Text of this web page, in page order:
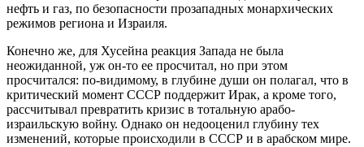
нефть и газ, по безопасности прозападных монархических
режимов региона и Израиля.
Конечно же, для Хусейна реакция Запада не была
неожиданной, уж он-то ее просчитал, но при этом
просчитался: по-видимому, в глубине души он полагал, что в
критический момент СССР поддержит Ирак, а кроме того,
рассчитывал превратить кризис в тотальную арабо-
израильскую войну. Однако он недооценил глубину тех
изменений, которые происходили в СССР и в арабском мире.